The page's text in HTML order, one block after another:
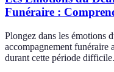
Funéraire :
Plongez dans les émotions
accompagnement funéraire
durant cette période difficile.